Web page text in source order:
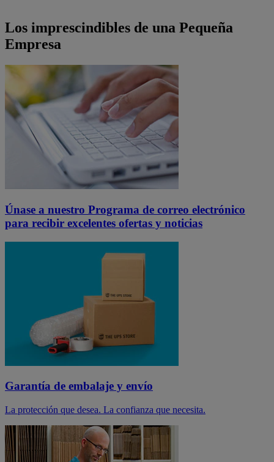
Los imprescindibles de una Pequeña
Empresa
Únase a nuestro Programa de correo electrónico
para recibir excelentes ofertas y noticias
Garantía de embalaje y envío
La protección que desea. La confianza que necesita.